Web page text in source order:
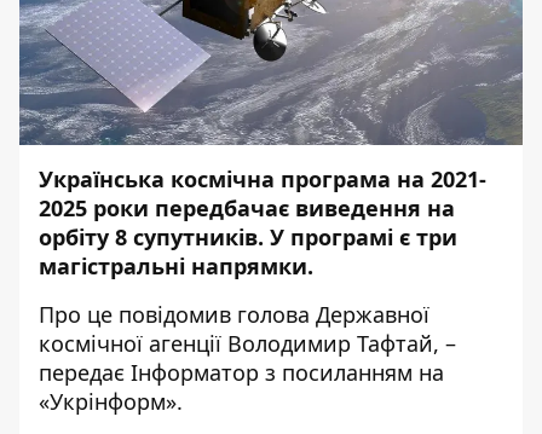
Українська космічна програма на 2021-
2025 роки передбачає виведення на
орбіту 8 супутників. У програмі є три
магістральні напрямки.
Про це повідомив голова Державної
космічної агенції Володимир Тафтай, –
передає Інформатор з посиланням на
«Укрінформ».